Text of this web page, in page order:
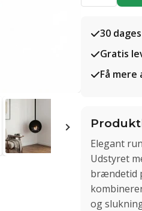
30
Gratis
Få mere
Elegant
Udstyret
brændetid
og